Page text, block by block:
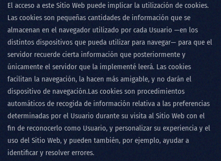
El acceso a este Sitio Web puede implicar la utilización de cookies.
Las cookies son pequeñas cantidades de información que se
almacenan en el navegador utilizado por cada Usuario —en los
distintos dispositivos que pueda utilizar para navegar— para que el
servidor recuerde cierta información que posteriormente y
únicamente el servidor que la implementé leerá. Las cookies
facilitan la navegación, la hacen más amigable, y no darán el
dispositivo de navegación.Las cookies son procedimientos
automáticos de recogida de información relativa a las preferencias
determinadas por el Usuario durante su visita al Sitio Web con el
fin de reconocerlo como Usuario, y personalizar su experiencia y el
uso del Sitio Web, y pueden también, por ejemplo, ayudar a
identificar y resolver errores.